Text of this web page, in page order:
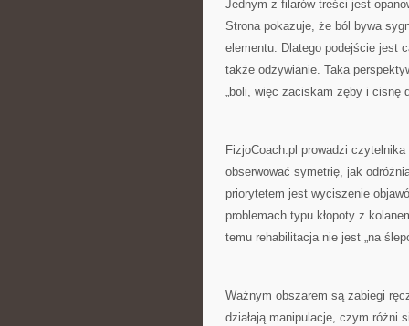
Jednym z filarów treści jest
Strona pokazuje, że ból bywa
elementu. Dlatego podejście jest
także odżywianie. Taka
„boli, więc zaciskam zęby i cisnę
FizjoCoach.pl prowadzi
obserwować symetrię, jak
priorytetem jest wyciszenie
problemach typu kłopoty z
temu rehabilitacja nie jest „na
Ważnym obszarem są zabiegi
działają manipulacje, czym różni